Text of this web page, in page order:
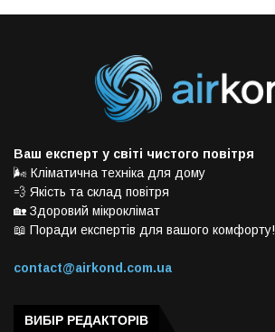
Ваш експерт у світі чистого повітря
🌬️ Кліматична техніка для дому
💨 Якість та склад повітря
🏡 Здоровий мікроклімат
📖 Поради експертів для вашого комфорту!
contact@airkond.com.ua
ВИБІР РЕДАКТОРІВ